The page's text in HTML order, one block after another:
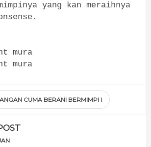
yang kan meraihnya
mura
mura
CUMA BERANI BERMIMPI !